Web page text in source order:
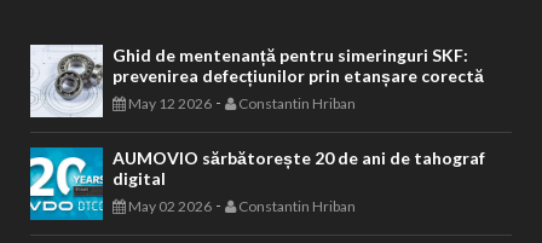
Ghid de mentenanță pentru simeringuri SKF:
prevenirea defecțiunilor prin etanșare corectă
May 12 2026 - Constantin Hriban
AUMOVIO sărbătorește 20 de ani de tahograf
digital
May 02 2026 - Constantin Hriban